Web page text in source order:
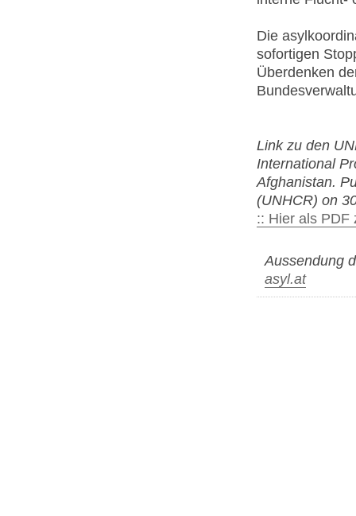
Die
sofortigen
Überdenken
Link zu den
International
Afghanistan.
(UNHCR) on
:: Hier als PDF
Aussendung
asyl.at